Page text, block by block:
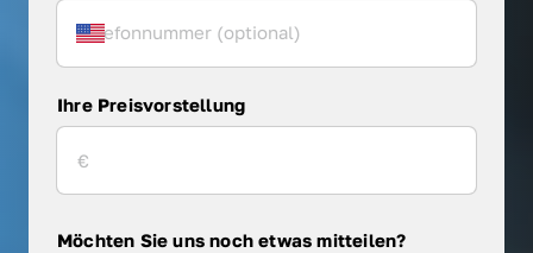
Ihre Preisvorstellung
Möchten Sie uns noch etwas mitteilen?